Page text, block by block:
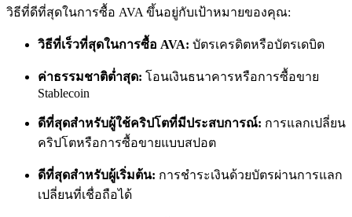
การวิเคราะห์ข้อมูลขนาดใหญ่ รวมถึงข้อมูลการค้า ฯลฯ
วิธีที่ดีที่สุดในการซื้อ AVA ขึ้นอยู่กับเป้าหมายของคุณ:
วิธีที่เร็วที่สุดในการซื้อ AVA: บัตรเครดิตหรือบัตรเดบิต
ค่าธรรมชาติต่ำสุด: โอนเงินธนาคารหรือการซื้อขาย
Stablecoin
ดีที่สุดสำหรับผู้ใช้คริปโตที่มีประสบการณ์: การแลกเปลี่ยน
คริปโตหรือการซื้อขายแบบสปอต
ดีที่สุดสำหรับผู้เริ่มต้น: การชำระเงินด้วยบัตรผ่านการแลก
เปลี่ยนที่เชื่อถือได้